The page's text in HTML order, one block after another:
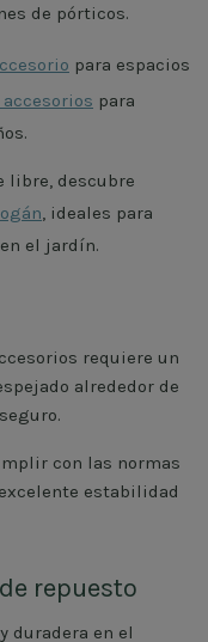
de pórticos.
para espacios
para
libre, descubre
, ideales para
el jardín.
requiere un
alrededor de
con las normas
estabilidad
repuesto
duradera en el